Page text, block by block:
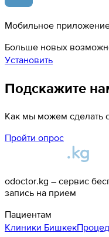
Мобильное
Больше новых
Установить
Подскажите
Как мы можем сделать
Пройти опрос
odoctor.kg – сервис
запись на прием
Пациентам
Клиники Бишкек